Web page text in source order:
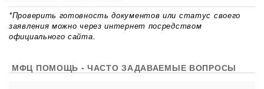
*Проверить готовность документов или статус своего
заявления можно через интернет посредством
официального сайта.
МФЦ ПОМОЩЬ - ЧАСТО ЗАДАВАЕМЫЕ ВОПРОСЫ